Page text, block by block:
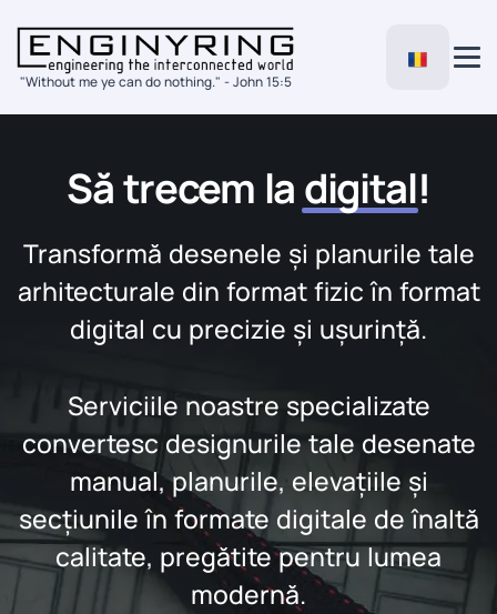
"Without me ye can do nothing." - John 15:5
Să trecem la digital!
Transformă desenele și planurile tale
arhitecturale din format fizic în format
digital cu precizie și ușurință.
Serviciile noastre specializate
convertesc designurile tale desenate
manual, planurile, elevațiile și
secțiunile în formate digitale de înaltă
calitate, pregătite pentru lumea
modernă.